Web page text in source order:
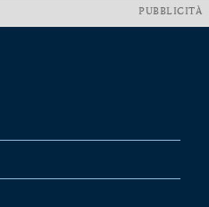
PUBBLICITÀ